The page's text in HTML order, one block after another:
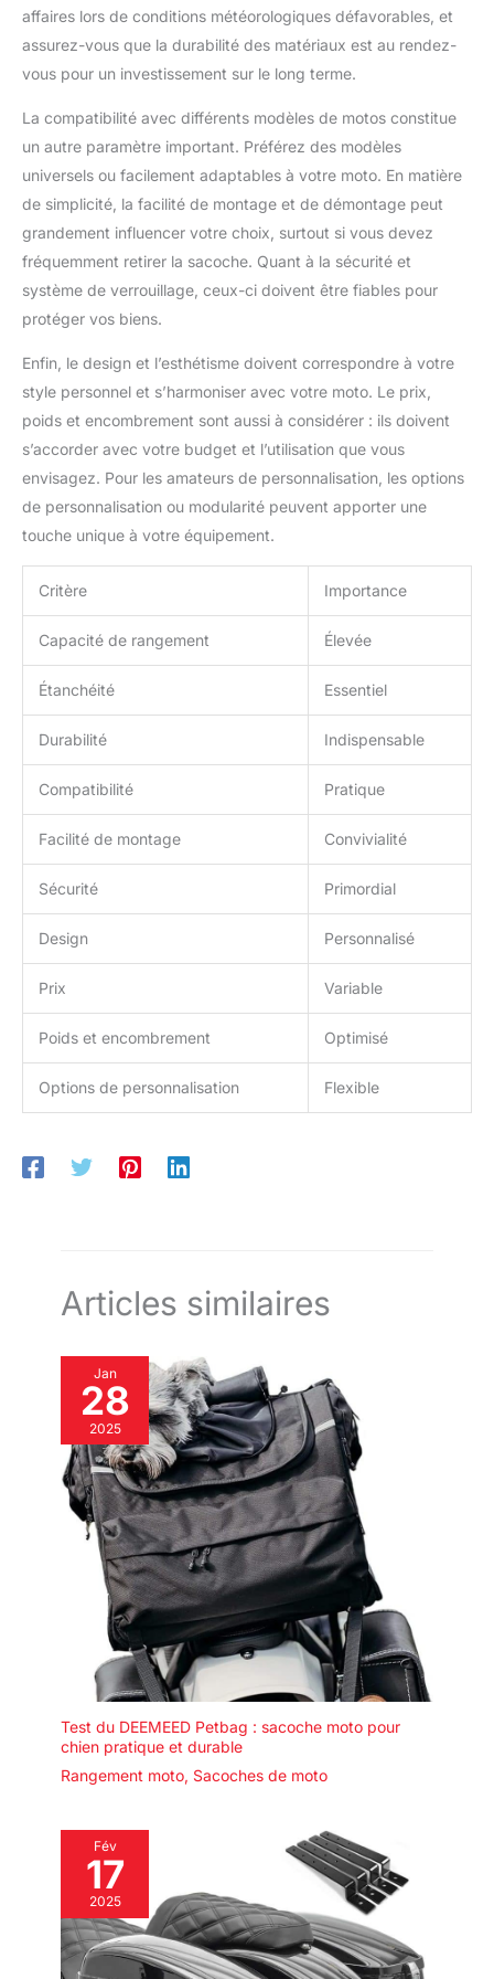
matériau en fibre de
polyester respirant à
l'arrière. La sacoche
bande réfléchissante au
milieu, améliorant la
sécurité lors des activités
nocturnes. De plus, la
sacoche moto jambe
inclut une prise casque
en déplacement et un
essentiels.
【Applications
Polyvalentes】 Rolgno
de nombreuses
utilisations. Par exemple,
il peut servir de sac
banane, de sac de
tactique, de sacoche de
encore. Idéal pour
diverses activités comme
vélo, camping,
randonnée, opérations
militaires, pêche, voyage,
chasse, escalade, photo,
exploration et usage
hommes et aux femmes,
pour la famille et les
l'exploration en plein air.
affaires lors de conditions météorologiques défavorables, et
assurez-vous que la durabilité des matériaux est au rendez-
vous pour un investissement sur le long terme.
La compatibilité avec différents modèles de motos constitue
un autre paramètre important. Préférez des modèles
universels ou facilement adaptables à votre moto. En matière
de simplicité, la facilité de montage et de démontage peut
grandement influencer votre choix, surtout si vous devez
fréquemment retirer la sacoche. Quant à la sécurité et
système de verrouillage, ceux-ci doivent être fiables pour
protéger vos biens.
Enfin, le design et l’esthétisme doivent correspondre à votre
style personnel et s’harmoniser avec votre moto. Le prix,
poids et encombrement sont aussi à considérer : ils doivent
s’accorder avec votre budget et l’utilisation que vous
envisagez. Pour les amateurs de personnalisation, les options
de personnalisation ou modularité peuvent apporter une
touche unique à votre équipement.
Critère Importance
Capacité de rangement Élevée
Étanchéité Essentiel
Durabilité Indispensable
Compatibilité Pratique
Facilité de montage Convivialité
Sécurité Primordial
Design Personnalisé
Prix Variable
Poids et encombrement Optimisé
Options de personnalisation Flexible
Articles similaires
Jan
28
2025
Test du DEEMEED Petbag : sacoche moto pour
chien pratique et durable
Rangement moto, Sacoches de moto
Fév
17
2025